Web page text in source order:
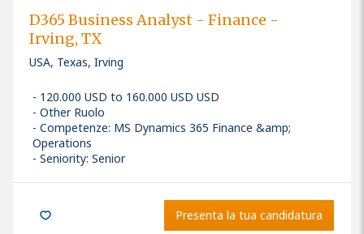
D365 Business Analyst - Finance -
Irving, TX
USA, Texas, Irving
120.000 USD to 160.000 USD USD
Other Ruolo
Competenze: MS Dynamics 365 Finance &amp;
Operations
Seniority: Senior
Presenta la tua candidatura